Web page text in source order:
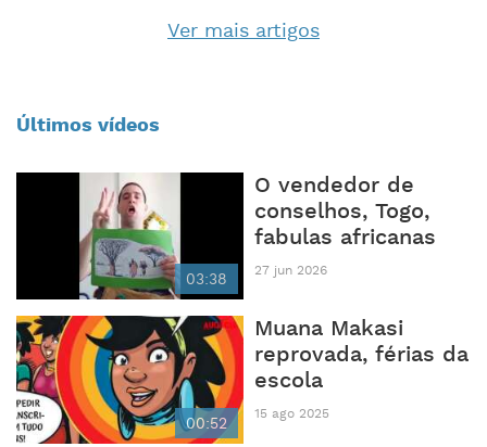
Ver mais artigos
Últimos vídeos
03:38
O vendedor de
conselhos, Togo,
fabulas africanas
27 jun 2026
00:52
Muana Makasi
reprovada, férias da
escola
15 ago 2025